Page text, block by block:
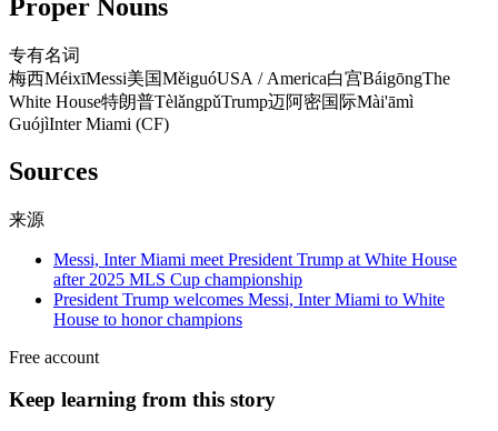
Proper Nouns
专有名词
梅西MéixīMessi美国MěiguóUSA / America白宫BáigōngThe
White House特朗普TèlǎngpǔTrump迈阿密国际Mài'āmì
GuójìInter Miami (CF)
Sources
来源
Messi, Inter Miami meet President Trump at White House
after 2025 MLS Cup championship
President Trump welcomes Messi, Inter Miami to White
House to honor champions
Free account
Keep learning from this story